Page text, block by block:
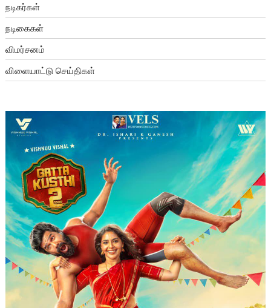
நடிகர்கள்
நடிகைகள்
விமர்சனம்
விளையாட்டு செய்திகள்